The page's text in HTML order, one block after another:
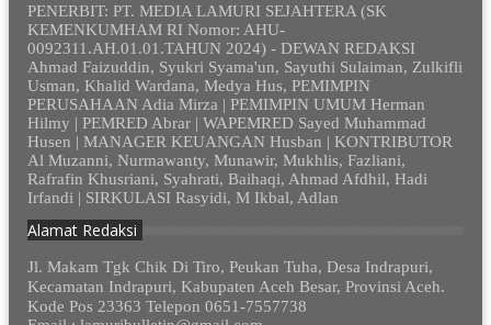
PENERBIT: PT. MEDIA LAMURI SEJAHTERA (SK
KEMENKUMHAM RI Nomor: AHU-
0092311.AH.01.01.TAHUN 2024) - DEWAN REDAKSI
Ahmad Faizuddin, Syukri Syama'un, Sayuthi Sulaiman, Zulkifli
Usman, Khalid Wardana, Medya Hus, PEMIMPIN
PERUSAHAAN Adia Mirza | PEMIMPIN UMUM Herman
Hilmy | PEMRED Abrar | WAPEMRED Sayed Muhammad
Husen | MANAGER KEUANGAN Husban | KONTRIBUTOR
Al Muzanni, Nurmawanty, Munawir, Mukhlis, Fazliani,
Rafrafin Khusriani, Syahrati, Baihaqi, Ahmad Afdhil, Hadi
Irfandi | SIRKULASI Rasyidi, M Ikbal, Adlan
Alamat Redaksi
Jl. Makam Tgk Chik Di Tiro, Peukan Tuha, Desa Indrapuri,
Kecamatan Indrapuri, Kabupaten Aceh Besar, Provinsi Aceh.
Kode Pos 23363 Telepon 0651-7557738